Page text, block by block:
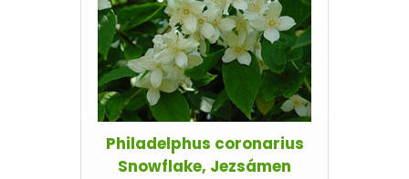
Philadelphus coronarius
Snowflake, Jezsámen